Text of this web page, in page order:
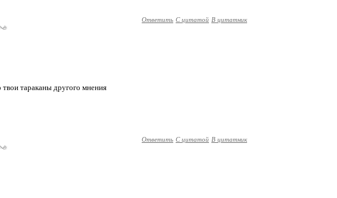
Ответить С цитатой В цитатник
тараканы другого мнения
Ответить С цитатой В цитатник